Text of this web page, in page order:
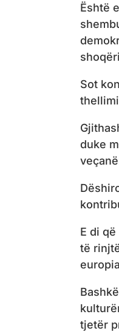
Është
Sot
duke
E di
të
tjetër